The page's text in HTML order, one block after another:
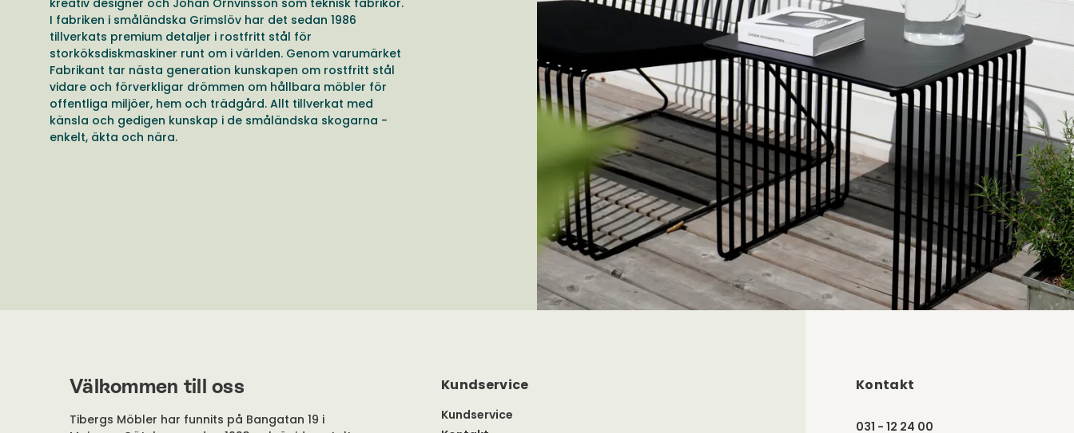
I fabriken i småländska Grimslöv har det sedan 1986
tillverkats premium detaljer i rostfritt stål för
storköksdiskmaskiner runt om i världen. Genom varumärket
Fabrikant tar nästa generation kunskapen om rostfritt stål
vidare och förverkligar drömmen om hållbara möbler för
offentliga miljöer, hem och trädgård. Allt tillverkat med
känsla och gedigen kunskap i de småländska skogarna -
enkelt, äkta och nära.
Välkommen till oss
Tibergs Möbler har funnits på Bangatan 19 i
Kundservice
Kundservice
Kontakt
031 - 12 24 00